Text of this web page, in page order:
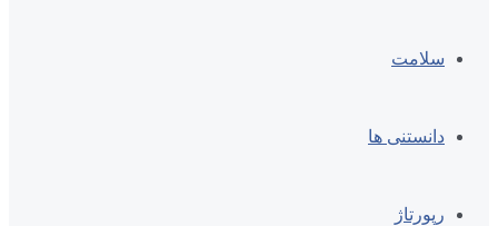
سلامت
دانستنی ها
رپورتاژ